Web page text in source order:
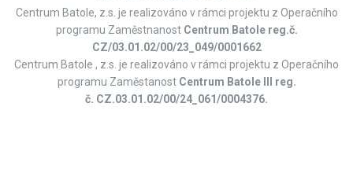
Centrum Batole, z.s. je realizováno v rámci projektu z Operačního
programu Zaměstnanost Centrum Batole reg.č.
CZ/03.01.02/00/23_049/0001662
Centrum Batole , z.s. je realizováno v rámci projektu z Operačního
programu Zaměstanost Centrum Batole III reg.
č. CZ.03.01.02/00/24_061/0004376.